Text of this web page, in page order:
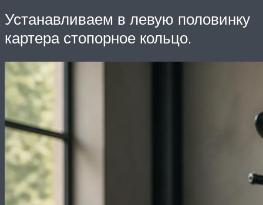
Устанавливаем в левую половинку
картера стопорное кольцо.